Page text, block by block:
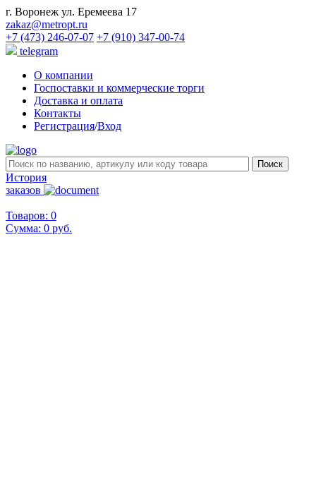
г. Воронеж ул. Еремеева 17
zakaz@metropt.ru
+7 (473) 246-07-07 +7 (910) 347-00-74
telegram
О компании
Госпоставки и коммерческие торги
Доставка и оплата
Контакты
Регистрация/Вход
История
заказов
Товаров: 0
Сумма: 0 руб.